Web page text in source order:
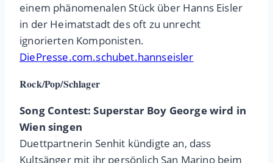
einem phänomenalen Stück über Hanns Eisler
in der Heimatstadt des oft zu unrecht
ignorierten Komponisten.
DiePresse.com.schubet.hannseisler
Rock/Pop/Schlager
Song Contest: Superstar Boy George wird in
Wien singen
Duettpartnerin Senhit kündigte an, dass
Kultsänger mit ihr persönlich San Marino beim